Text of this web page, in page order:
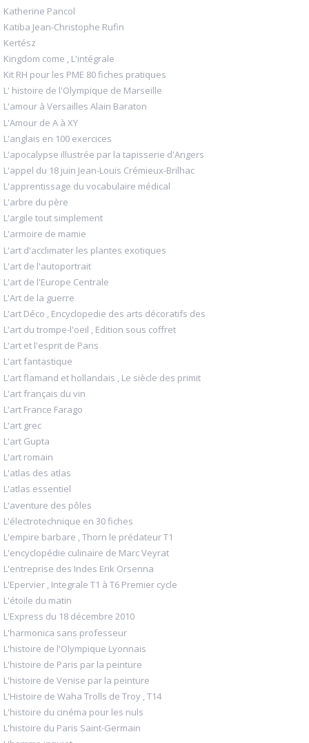
Katherine Pancol
Katiba Jean-Christophe Rufin
Kertész
Kingdom come , L'intégrale
Kit RH pour les PME 80 fiches pratiques
L' histoire de l'Olympique de Marseille
L'amour à Versailles Alain Baraton
L'Amour de A à XY
L'anglais en 100 exercices
L'apocalypse illustrée par la tapisserie d'Angers
L'appel du 18 juin Jean-Louis Crémieux-Brilhac
L'apprentissage du vocabulaire médical
L'arbre du père
L'argile tout simplement
L'armoire de mamie
L'art d'acclimater les plantes exotiques
L'art de l'autoportrait
L'art de l'Europe Centrale
L'Art de la guerre
L'art Déco , Encyclopedie des arts décoratifs des
L'art du trompe-l'oeil , Edition sous coffret
L'art et l'esprit de Paris
L'art fantastique
L'art flamand et hollandais , Le siècle des primit
L'art français du vin
L'art France Farago
L'art grec
L'art Gupta
L'art romain
L'atlas des atlas
L'atlas essentiel
L'aventure des pôles
L'électrotechnique en 30 fiches
L'empire barbare , Thorn le prédateur T1
L'encyclopédie culinaire de Marc Veyrat
L'entreprise des Indes Erik Orsenna
L'Epervier , Integrale T1 à T6 Premier cycle
L'étoile du matin
L'Express du 18 décembre 2010
L'harmonica sans professeur
L'histoire de l'Olympique Lyonnais
L'histoire de Paris par la peinture
L'histoire de Venise par la peinture
L'Histoire de Waha Trolls de Troy , T14
L'histoire du cinéma pour les nuls
L'histoire du Paris Saint-Germain